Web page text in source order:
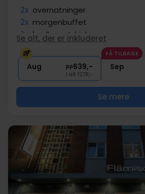
2x overnatninger
2x morgenbuffet
1x 1 velkomstdrink
1x
1x 1 fl. vand på værelset (pr. vær.)
Se alt, der er inkluderet
Aug pp639,-
I alt 1278,-
FÅ TILBAGE
Sep
Se mere